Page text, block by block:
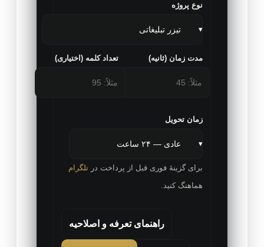
نوع پروژه
مدت زمان (ثانیه) تعداد کلمه (اختیاری)
زمان تحویل
برای گزینهٔ فوری قبل از پرداخت در تلگرام
هماهنگ کنید.
راهنمای تعرفه و اصلاحیه